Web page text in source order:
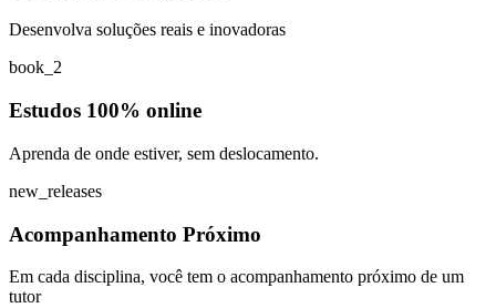
Desenvolva soluções reais e inovadoras
book_2
Estudos 100% online
Aprenda de onde estiver, sem deslocamento.
new_releases
Acompanhamento Próximo
Em cada disciplina, você tem o acompanhamento próximo de um
tutor